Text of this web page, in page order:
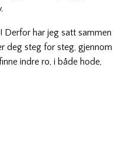
Derfor har jeg satt sammen
deg steg for steg, gjennom
indre ro, i både hode,